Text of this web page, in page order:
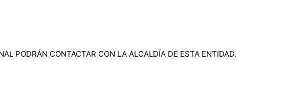
PODRÁN CONTACTAR CON LA ALCALDÍA DE ESTA ENTIDAD.